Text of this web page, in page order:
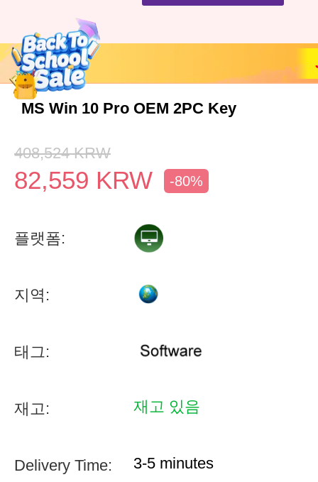
MS Win 10 Pro OEM 2PC Key
408,524 KRW
82,559 KRW -80%
플랫폼:
지역:
태그:
재고: 재고 있음
Delivery Time: 3-5 minutes